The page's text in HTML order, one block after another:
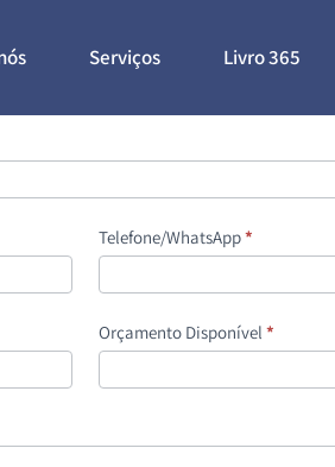
Serviços Livro 365
Telefone/WhatsApp*
Orçamento Disponível*